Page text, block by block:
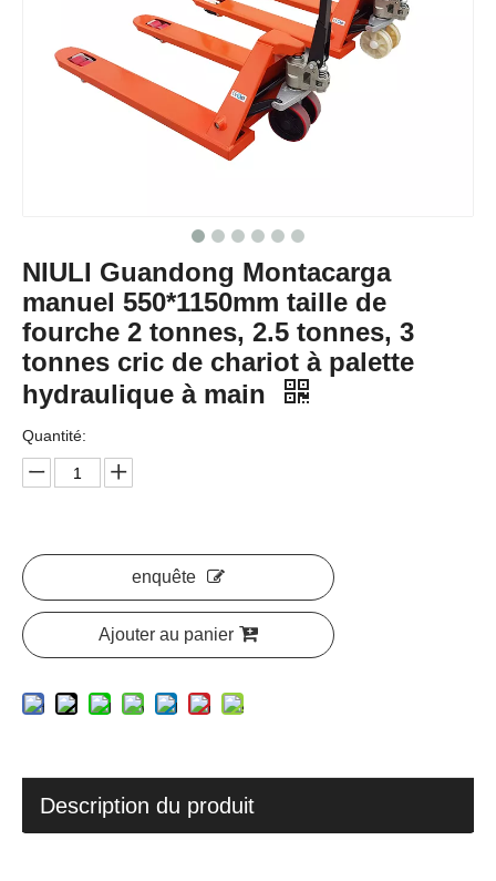
NIULI Guandong Montacarga
manuel 550*1150mm taille de
fourche 2 tonnes, 2.5 tonnes, 3
tonnes cric de chariot à palette
hydraulique à main
Quantité:
enquête
Ajouter au panier
Description du produit